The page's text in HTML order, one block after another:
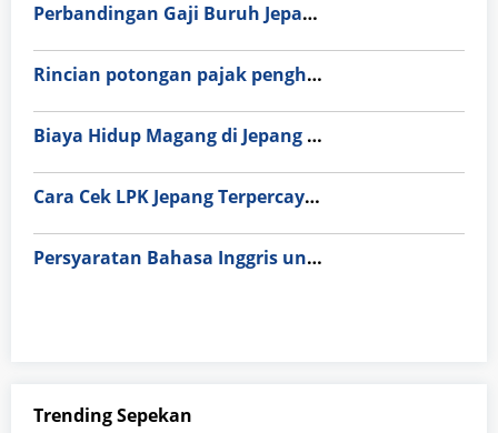
Perbandingan Gaji Buruh Jepang vs Korea Selatan 2026: Mana yang Lebih Menguntungkan?
Rincian potongan pajak penghitungan gaji di Jepang (Nenkin & Hoken).
Biaya Hidup Magang di Jepang vs Indonesia 2026: Simulasi Cara Menabung 10 Juta per Bulan
Cara Cek LPK Jepang Terpercaya & Resmi BP2MI agar Terhindar dari Penipuan
Persyaratan Bahasa Inggris untuk Magang Perawat di Singapura & Eropa (IELTS vs OET)
Trending Sepekan